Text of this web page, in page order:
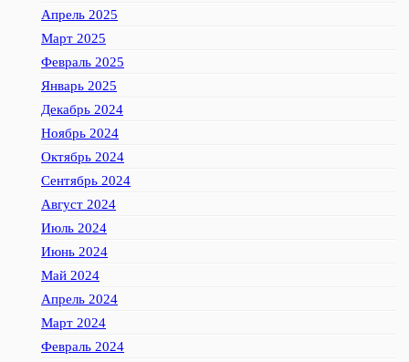
Апрель 2025
Март 2025
Февраль 2025
Январь 2025
Декабрь 2024
Ноябрь 2024
Октябрь 2024
Сентябрь 2024
Август 2024
Июль 2024
Июнь 2024
Май 2024
Апрель 2024
Март 2024
Февраль 2024